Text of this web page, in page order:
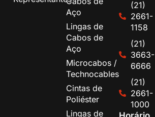
Aço
Lingas de
Cabos de
Aço
Microcabos /
Technocables
Cintas de
Poliéster
Lingas de
(21)
2661-
1158
(21)
3663-
6666
(21)
2661-
1000